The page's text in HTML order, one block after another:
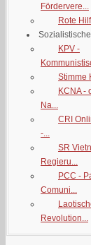
Fördervere...
Rote
KPV -
Stimme
KCNA -
Na...
CRI
-...
SR
Regieru...
PCC -
Comuni...
Revolution...